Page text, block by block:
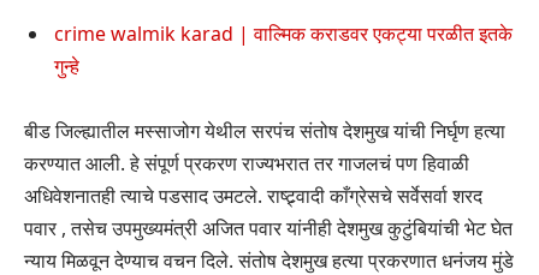
crime walmik karad | वाल्मिक कराडवर एकट्या परळीत इतके
गुन्हे
बीड जिल्ह्यातील मस्साजोग येथील सरपंच संतोष देशमुख यांची निर्घृण हत्या
करण्यात आली. हे संपूर्ण प्रकरण राज्यभरात तर गाजलचं पण हिवाळी
अधिवेशनातही त्याचे पडसाद उमटले. राष्ट्र्वादी काँग्रेसचे सर्वेसर्वा शरद
पवार , तसेच उपमुख्यमंत्री अजित पवार यांनीही देशमुख कुटुंबियांची भेट घेत
न्याय मिळवून देण्याच वचन दिले. संतोष देशमुख हत्या प्रकरणात धनंजय मुंडे